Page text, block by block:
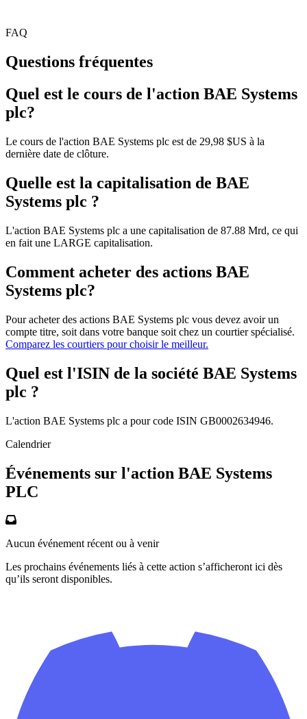
FAQ
Questions fréquentes
Quel est le cours de l'action BAE Systems
plc?
Le cours de l'action BAE Systems plc est de 29,98 $US à la
dernière date de clôture.
Quelle est la capitalisation de BAE
Systems plc ?
L'action BAE Systems plc a une capitalisation de 87.88 Mrd, ce qui
en fait une LARGE capitalisation.
Comment acheter des actions BAE
Systems plc?
Pour acheter des actions BAE Systems plc vous devez avoir un
compte titre, soit dans votre banque soit chez un courtier spécialisé.
Comparez les courtiers pour choisir le meilleur.
Quel est l'ISIN de la société BAE Systems
plc ?
L'action BAE Systems plc a pour code ISIN GB0002634946.
Calendrier
Événements sur l'action BAE Systems
PLC
Aucun événement récent ou à venir
Les prochains événements liés à cette action s’afficheront ici dès
qu’ils seront disponibles.